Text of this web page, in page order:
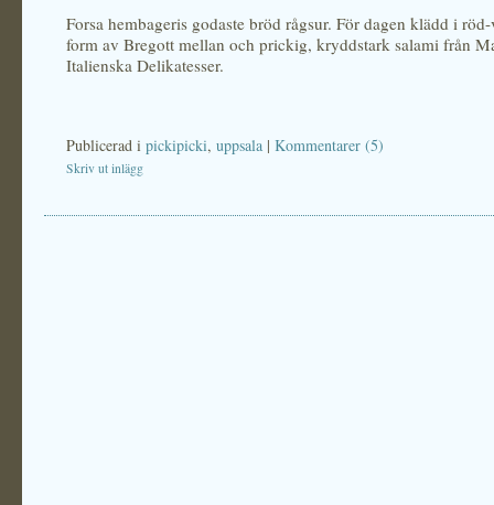
Forsa hembageris godaste bröd rågsur. För dagen klädd i
form av Bregott mellan och prickig, kryddstark salami från
Italienska Delikatesser.
Publicerad i pickipicki, uppsala | Kommentarer (5)
Skriv ut inlägg